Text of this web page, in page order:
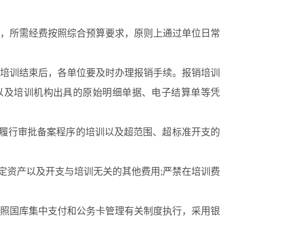
所需经费按照综合预算要求，原则上通过单位日常
训结束后，各单位要及时办理报销手续。报销培训
培训机构出具的原始明细单据、电子结算单等凭
审批备案程序的培训以及超范围、超标准开支的
产以及开支与培训无关的其他费用 ;严禁在培训费
国库集中支付和公务卡管理有关制度执行，采用银